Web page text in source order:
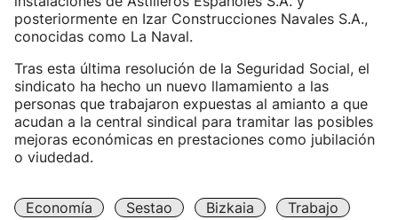
posteriormente en Izar Construcciones Navales S.A.,
conocidas como La Naval.
Tras esta última resolución de la Seguridad Social, el
sindicato ha hecho un nuevo llamamiento a las
personas que trabajaron expuestas al amianto a que
acudan a la central sindical para tramitar las posibles
mejoras económicas en prestaciones como jubilación
o viudedad.
Economía Sestao Bizkaia
Trabajo